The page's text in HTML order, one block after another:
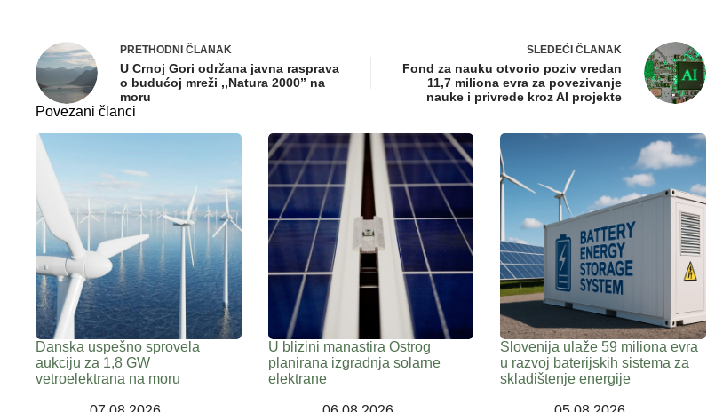
PRETHODNI ČLANAK
U Crnoj Gori održana javna rasprava
o budućoj mreži ,,Natura 2000” na
moru
SLEDEĆI ČLANAK
Fond za nauku otvorio poziv vredan
11,7 miliona evra za povezivanje
nauke i privrede kroz AI projekte
Povezani članci
Danska uspešno sprovela
aukciju za 1,8 GW
vetroelektrana na moru
U blizini manastira Ostrog
planirana izgradnja solarne
elektrane
Slovenija ulaže 59 miliona evra
u razvoj baterijskih sistema za
skladištenje energije